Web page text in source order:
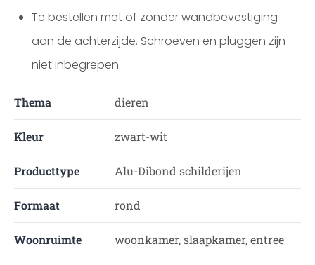
Te bestellen met of zonder wandbevestiging
aan de achterzijde. Schroeven en pluggen zijn
niet inbegrepen.
Thema dieren
Kleur zwart-wit
Producttype Alu-Dibond schilderijen
Formaat rond
Woonruimte woonkamer, slaapkamer, entree